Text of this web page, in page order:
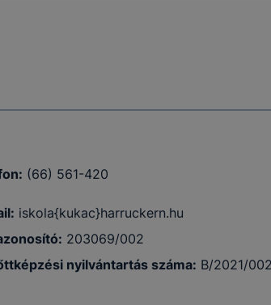
(66) 561-420
iskola{kukac}harruckern.hu
203069/002
nyilvántartás száma: B/2021/